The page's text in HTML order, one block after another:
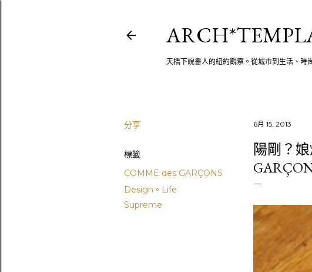
天橋下說書人的紐約觀察。從城市到生活、時
分享
標籤
COMME des GARÇONS
Design。Life
Supreme
6月 15, 2013
陽剛？